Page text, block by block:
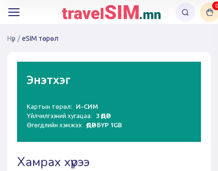
0
Нүүр / eSIM төрөл
Энэтхэг
Картын төрөл:
И-СИМ
Үйлчилгээний хугацаа:
3 ӨДӨР
Өгөгдлийн хэмжээ:
ӨДӨР БҮР 1GB
Хамрах хүрээ